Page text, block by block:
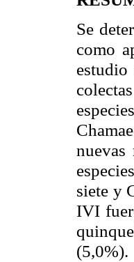
Se
como
nuevas
siete y
IVI
(5,0%).